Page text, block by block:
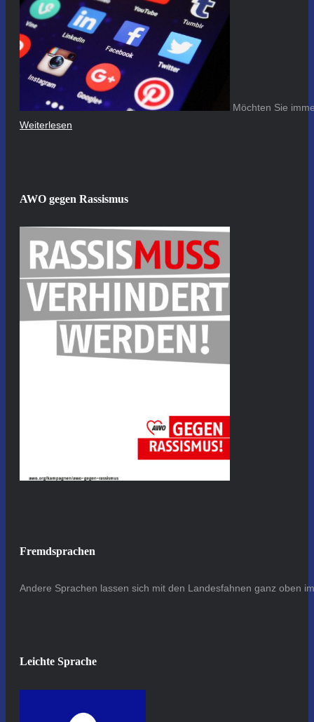
Möchten Sie
Weiterlesen
AWO gegen Rassismus
Fremdsprachen
Andere Sprachen lassen sich mit den Landesfahnen ganz oben
Leichte Sprache